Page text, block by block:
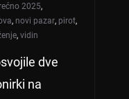
2025,
, novi pazar, pirot,
, vidin
dve
na